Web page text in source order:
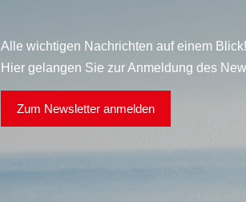
Alle wichtigen Nachrichten auf einem Blick!
Hier gelangen Sie zur Anmeldung des
Zum Newsletter anmelden